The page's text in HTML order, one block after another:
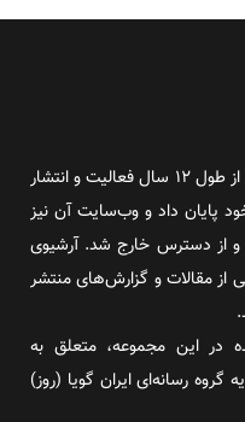
روز آنلاین روزنامه‌ای اینترنتی بود که پس از طول ۱۲ سال فعالیت و انتشار
۲۰۱۶ به فعالیت خود پایان داد و وب‌سایت آن نیز
از دسترس خارج شد. آرشیوی
مقالات و گزارش‌های منتشر
در این مجموعه، متعلق به
رسانه‌ای ایران گویا (روز)